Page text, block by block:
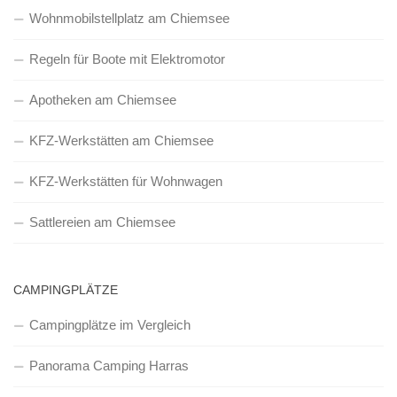
Wohnmobilstellplatz am Chiemsee
Regeln für Boote mit Elektromotor
Apotheken am Chiemsee
KFZ-Werkstätten am Chiemsee
KFZ-Werkstätten für Wohnwagen
Sattlereien am Chiemsee
CAMPINGPLÄTZE
Campingplätze im Vergleich
Panorama Camping Harras